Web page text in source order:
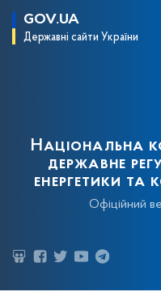
GOV.UA
Державні сайти України
Національна
державне
енергетики та
Офіційний